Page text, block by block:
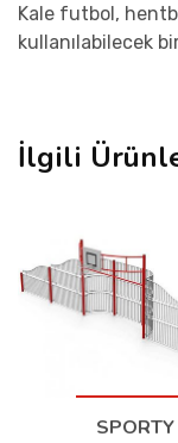
Kale futbol,
kullanılabilecek
İlgili
SPORTY